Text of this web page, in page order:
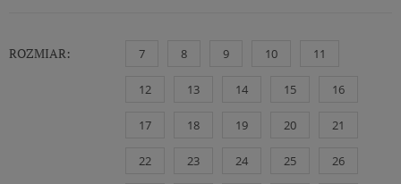
ROZMIAR: 7 8 9 10 11
12 13 14 15 16
17 18 19 20 21
22 23 24 25 26